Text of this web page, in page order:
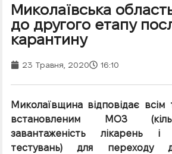
Миколаївська
до другого етапу
карантину
23 Травня, 2020 16:10
Миколаївщина відповідає всім
встановленим МОЗ
завантаженість лікарень і
тестувань) для переходу